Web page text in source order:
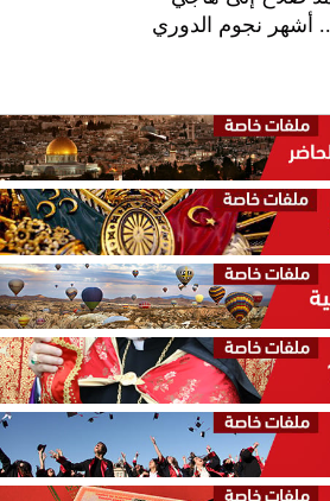
أشهر نجوم الدوري